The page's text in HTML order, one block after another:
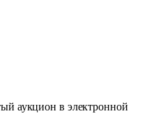
аукцион в электронной